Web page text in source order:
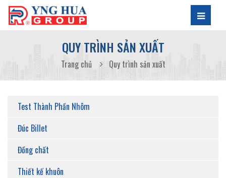
QUY TRÌNH SẢN XUẤT
Trang chủ Quy trình sản xuất
Test Thành Phần Nhôm
Đúc Billet
Đồng chất
Thiết kế khuôn